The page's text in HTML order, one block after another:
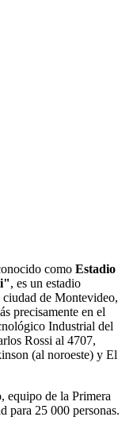
como Estadio
, es un estadio
de Montevideo,
precisamente en el
Industrial del
Rossi al 4707,
(al noroeste) y El
equipo de la Primera
para 25 000 personas.